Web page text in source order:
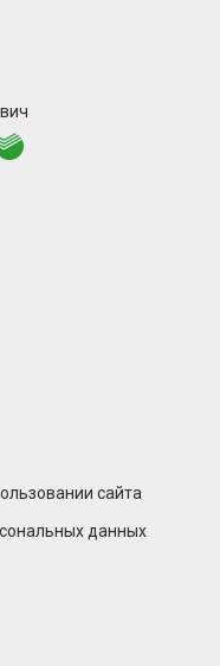
сайта
данных